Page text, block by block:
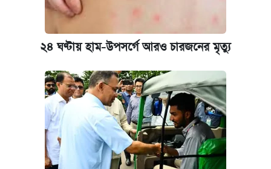
২৪ ঘণ্টায় হাম-উপসর্গে আরও চারজনের মৃত্যু